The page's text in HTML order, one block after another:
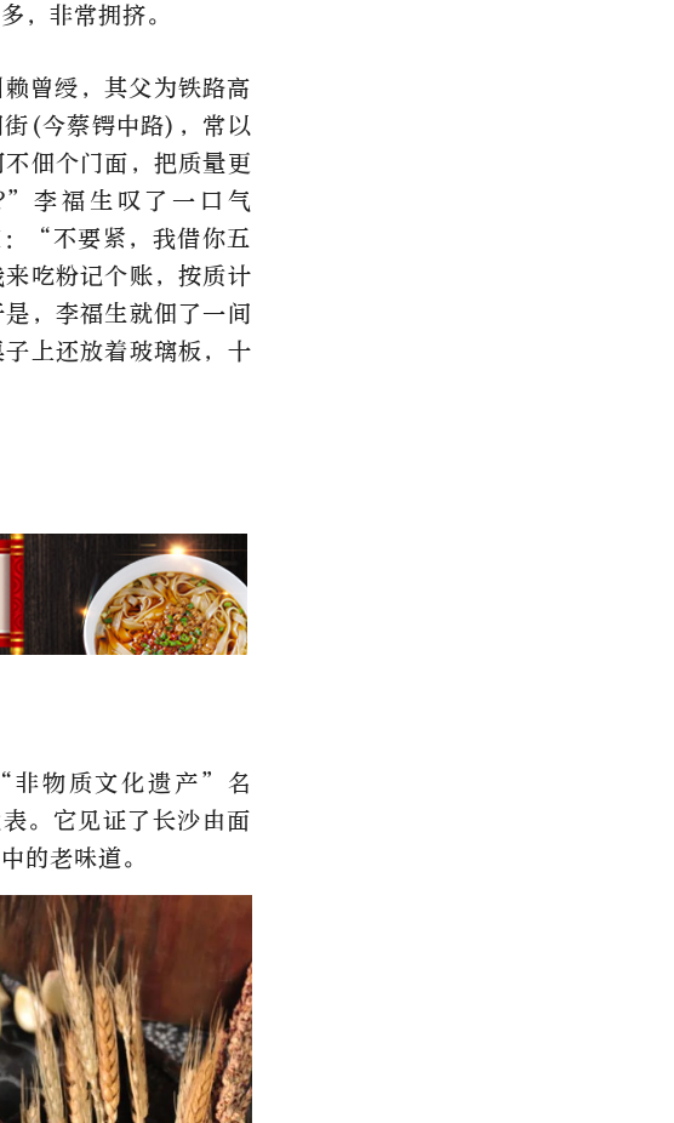
，非常拥挤。
曾绶，其父为铁路高
街(今蔡锷中路)，常以
佃个门面，把质量更
李福生叹了一口气
“不要紧，我借你五
吃粉记个账，按质计
，李福生就佃了一间
上还放着玻璃板，十
非物质文化遗产”名
。它见证了长沙由面
的老味道。